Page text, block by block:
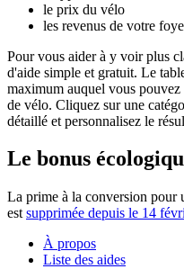
le prix du vélo
les revenus de votre
Pour vous aider à y voir plus
d'aide simple et gratuit. Le
maximum auquel vous
de vélo. Cliquez sur une
détaillé et personnalisez le
Le bonus
La prime à la conversion pour
est supprimée depuis le 14
À propos
Liste des aides